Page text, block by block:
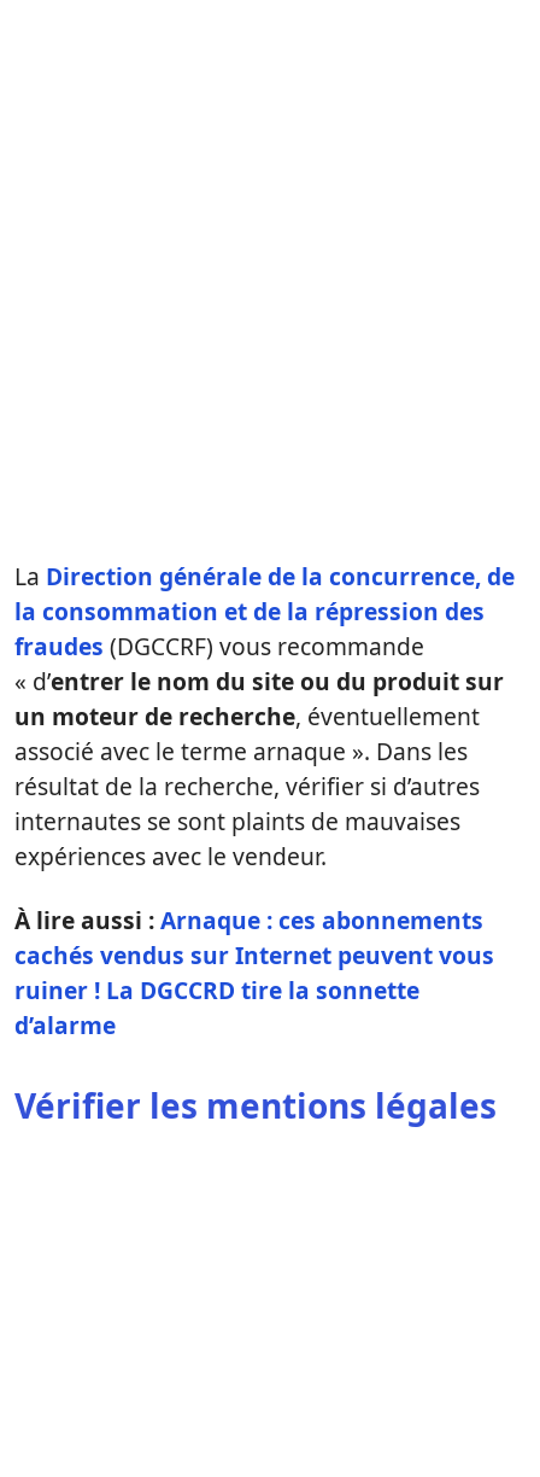
La Direction générale de la concurrence, de
la consommation et de la répression des
fraudes (DGCCRF) vous recommande
« d’entrer le nom du site ou du produit sur
un moteur de recherche, éventuellement
associé avec le terme arnaque ». Dans les
résultat de la recherche, vérifier si d’autres
internautes se sont plaints de mauvaises
expériences avec le vendeur.
À lire aussi :Arnaque : ces abonnements
cachés vendus sur Internet peuvent vous
ruiner ! La DGCCRD tire la sonnette
d’alarme
Vérifier les mentions légales